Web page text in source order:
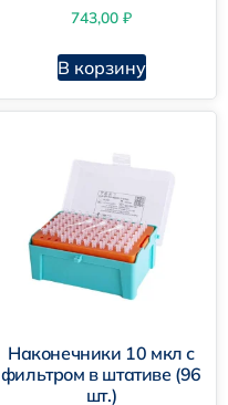
743,00 ₽
В корзину
Наконечники 10 мкл с
фильтром в штативе (96
шт.)